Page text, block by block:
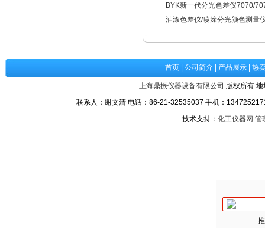
BYK新一代分光色差仪7070/
油漆色差仪/喷涂分光颜色测量
首页| 公司简介| 产品展示| 热
上海鼎振仪器设备有限公司 版权所有
联系人：谢文清 电话：86-21-32535037 手机：
技术支持： 化工仪器网 管